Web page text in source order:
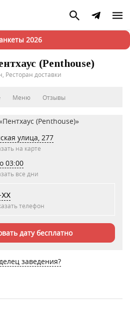
2026
(Penthouse)
Ресторан доставки
Меню Отзывы
улица, 277
на карте
03:00
все дни
телефон
дату бесплатно
заведения?